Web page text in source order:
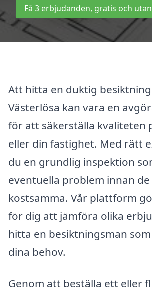
Få 3 erbjudanden, gratis och
Att hitta en duktig
Västerlösa kan vara en
för att säkerställa kvaliteten
eller din fastighet. Med rätt
du en grundlig inspektion
eventuella problem innan
kostsamma. Vår plattform
för dig att jämföra olika
hitta en besiktningsman
dina behov.
Genom att beställa ett eller